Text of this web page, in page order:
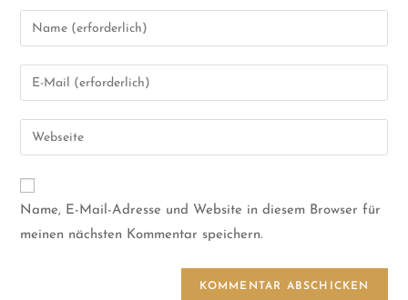
Name, E-Mail-Adresse und Website in diesem Browser für
meinen nächsten Kommentar speichern.